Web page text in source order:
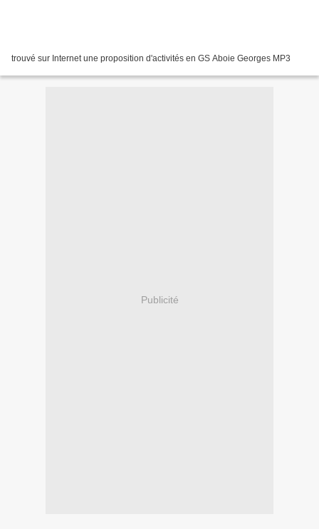
trouvé sur Internet une proposition d'activités en GS Aboie Georges MP3
Publicité